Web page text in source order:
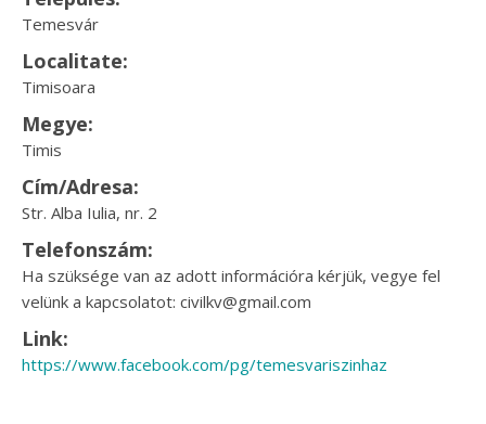
Temesvár
Localitate:
Timisoara
Megye:
Timis
Cím/Adresa:
Str. Alba Iulia, nr. 2
Telefonszám:
Ha szüksége van az adott információra kérjük, vegye fel
velünk a kapcsolatot: civilkv@gmail.com
Link:
https://www.facebook.com/pg/temesvariszinhaz